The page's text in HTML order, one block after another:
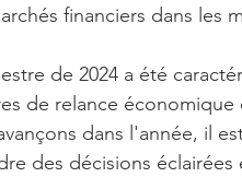
financiers dans les
de 2024 a été
de relance
dans l'année, il
des décisions